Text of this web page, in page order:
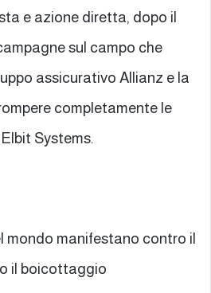
e azione diretta, dopo il
sul campo che
assicurativo Allianz e la
completamente le
Systems.
mondo manifestano contro il
il boicottaggio